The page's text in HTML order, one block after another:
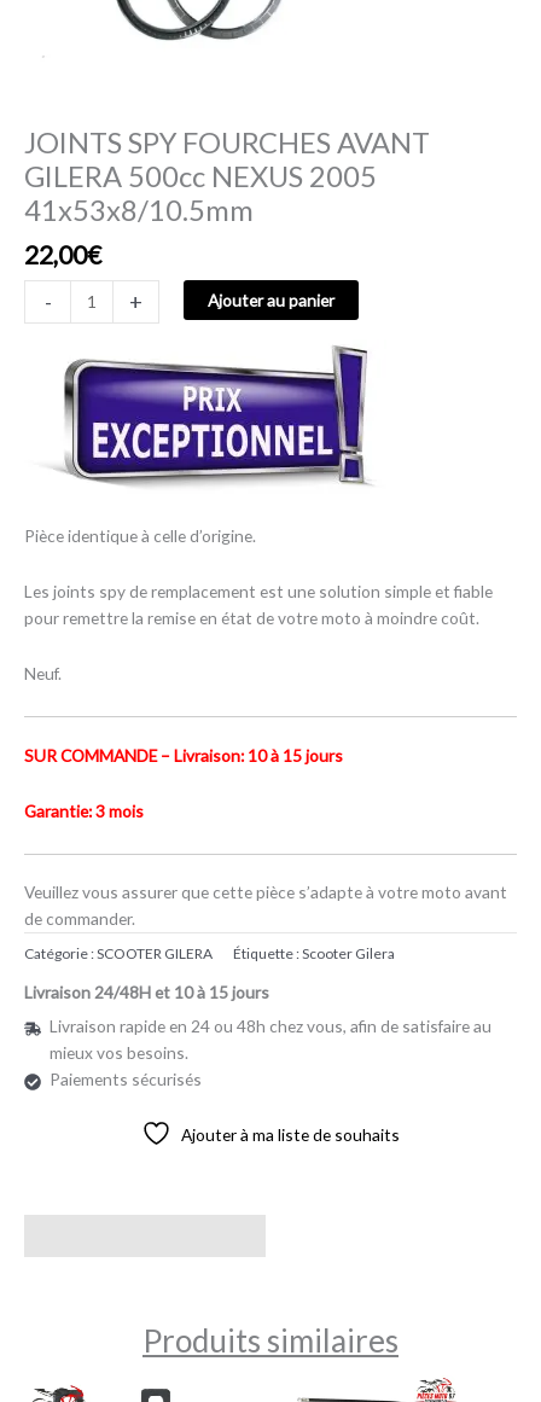
JOINTS SPY FOURCHES AVANT
GILERA 500cc NEXUS 2005
41x53x8/10.5mm
22,00€
- + Ajouter au panier
Pièce identique à celle d’origine.
Les joints spy de remplacement est une solution simple et fiable
pour remettre la remise en état de votre moto à moindre coût.
Neuf.
SUR COMMANDE – Livraison: 10 à 15 jours
Garantie: 3 mois
Veuillez vous assurer que cette pièce s’adapte à votre moto avant
de commander.
Catégorie :SCOOTER GILERA Étiquette :Scooter Gilera
Livraison 24/48H et 10 à 15 jours
Livraison rapide en 24 ou 48h chez vous, afin de satisfaire au
mieux vos besoins.
Paiements sécurisés
Ajouter à ma liste de souhaits
Produits similaires